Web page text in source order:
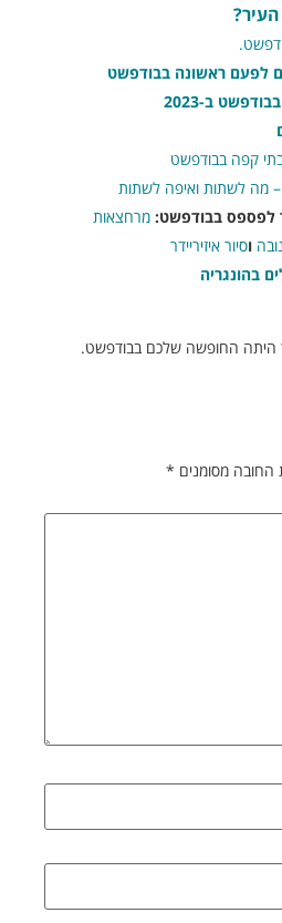
?
ב-2023
קפה בבודפשט
– מה לשתות ואיפה לשתות
לפספס בבודפשט: מרחצאות
וסיור איזיריידר
בהונגריה
היתה החופשה שלכם בבודפשט.
החובה מסומנים *